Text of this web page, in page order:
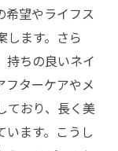
希望やライフス
します。さら
持ちの良いネイ
フターケアやメ
ており、長く美
います。こうし